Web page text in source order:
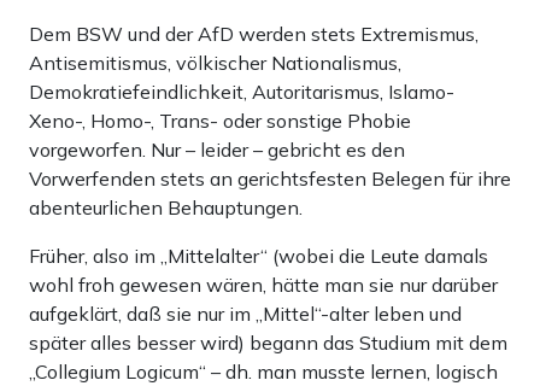
Dem BSW und der AfD werden stets Extremismus,
Antisemitismus, völkischer Nationalismus,
Demokratiefeindlichkeit, Autoritarismus, Islamo-
Xeno-, Homo-, Trans- oder sonstige Phobie
vorgeworfen. Nur – leider – gebricht es den
Vorwerfenden stets an gerichtsfesten Belegen für ihre
abenteurlichen Behauptungen.
Früher, also im „Mittelalter“ (wobei die Leute damals
wohl froh gewesen wären, hätte man sie nur darüber
aufgeklärt, daß sie nur im „Mittel“-alter leben und
später alles besser wird) begann das Studium mit dem
„Collegium Logicum“ – dh. man musste lernen, logisch